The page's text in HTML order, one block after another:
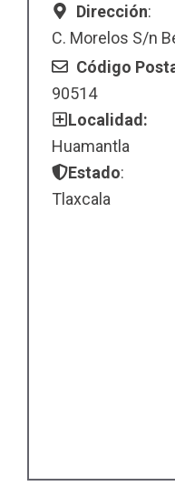
Dirección:
C. Morelos S/n
Código
90514
Localidad:
Huamantla
Estado:
Tlaxcala